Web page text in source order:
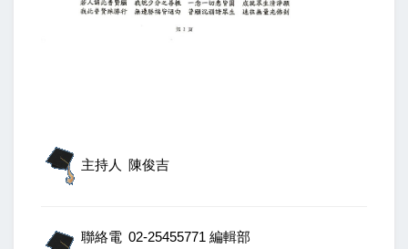
主持人 陳俊吉
聯絡電 02-25455771 編輯部